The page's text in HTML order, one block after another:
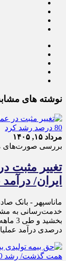
نوشته های
مرداد ۱۵, ۱۴۰۵
بررسی صورت‌های مالی 3 ماهه نخست
تغییر مثبت
ایران/ درآمد عملیاتی
ماناسپهر - ​بانک
خدمت‌رسانی به
درصدی درآمد عملیاتی و 26 درصدی